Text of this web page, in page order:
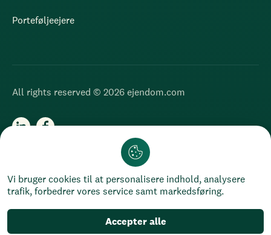
Porteføljeejere
All rights reserved © 2026 ejendom.com
Privatlivspolitik
Vi bruger cookies til at personalisere indhold, analysere
trafik, forbedrer vores service samt markedsføring.
Accepter alle